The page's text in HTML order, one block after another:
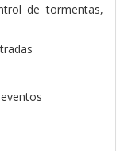
de tormentas,